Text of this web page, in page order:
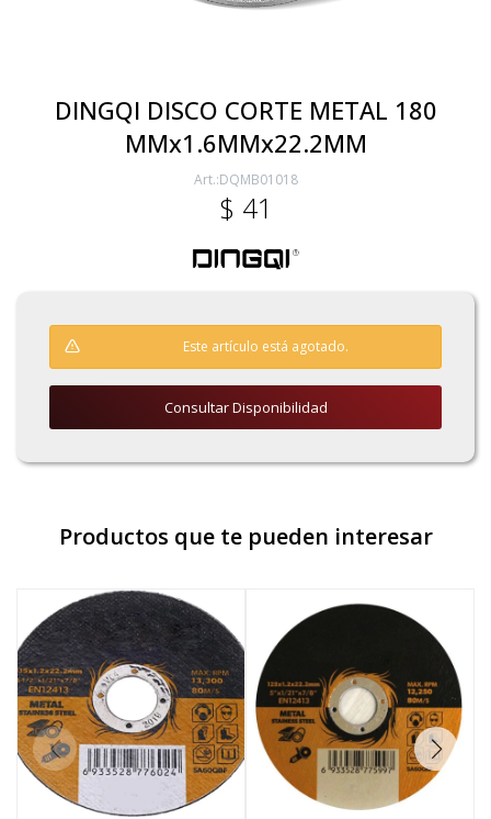
DINGQI DISCO CORTE METAL 180
MMx1.6MMx22.2MM
DQMB01018
$ 41
Este artículo está agotado.
Consultar Disponibilidad
Productos que te pueden interesar
Herramientas Eléctrica y Batería
Generadores
Hogar
Pinturas y Accesorios
Piscinas e Inflables
Sanitaria
Soldadoras y Accesorios